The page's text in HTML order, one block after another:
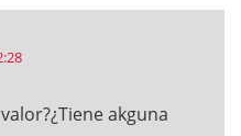
akguna